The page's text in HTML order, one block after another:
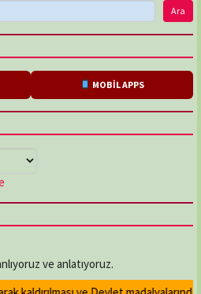
Ara
MOBİL APPS
ve anlatıyoruz.